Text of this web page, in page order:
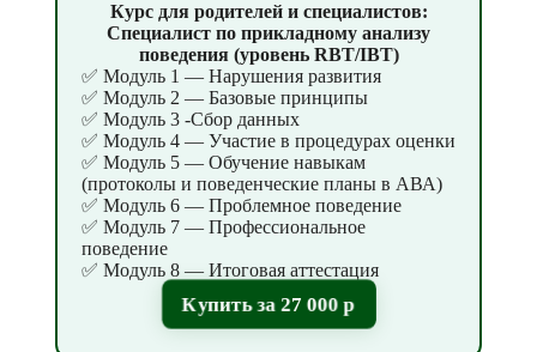
Курс для родителей и специалистов:
Специалист по прикладному анализу
поведения (уровень RBT/IBT)
✅ Модуль 1 — Нарушения развития
✅ Модуль 2 — Базовые принципы
✅ Модуль 3 -Сбор данных
✅ Модуль 4 — Участие в процедурах оценки
✅ Модуль 5 — Обучение навыкам
(протоколы и поведенческие планы в АВА)
✅ Модуль 6 — Проблемное поведение
✅ Модуль 7 — Профессиональное
поведение
✅ Модуль 8 — Итоговая аттестация
Купить за 27 000 р